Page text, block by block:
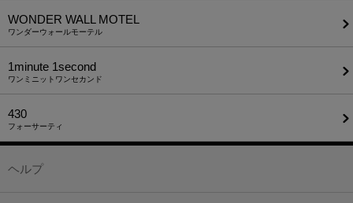
WONDER WALL MOTEL
ワンダーウォールモーテル
1minute​ 1second
ワンミニットワンセカンド
430
フォーサーティ
ヘルプ